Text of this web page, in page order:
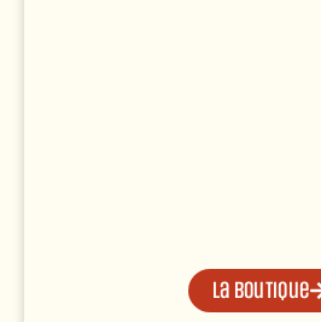
La boutique